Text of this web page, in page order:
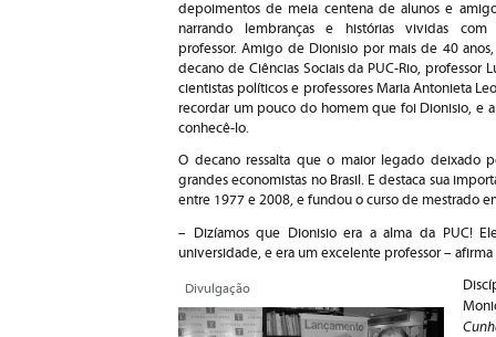
depoimentos de meia centena de alunos e
narrando lembranças e histórias vividas
professor. Amigo de Dionisio por mais de 40
decano de Ciências Sociais da PUC-Rio,
cientistas políticos e professores Maria Antonieta
recordar um pouco do homem que foi Dionisio, e
conhecê-lo.
O decano ressalta que o maior legado deixado
grandes economistas no Brasil. E destaca sua
entre 1977 e 2008, e fundou o curso de mestrado
– Dizíamos que Dionisio era a alma da PUC!
universidade, e era um excelente professor – afirma
Divulgação